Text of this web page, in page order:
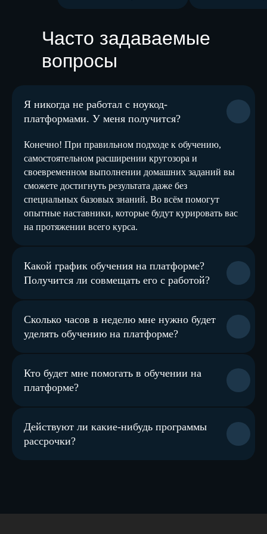
Часто задаваемые
вопросы
Я никогда не работал с ноукод-
платформами. У меня получится?
Конечно! При правильном подходе к обучению,
самостоятельном расширении кругозора и
своевременном выполнении домашних заданий вы
сможете достигнуть результата даже без
специальных базовых знаний. Во всём помогут
опытные наставники, которые будут курировать вас
на протяжении всего курса.
Какой график обучения на платформе?
Получится ли совмещать его с работой?
Сколько часов в неделю мне нужно будет
уделять обучению на платформе?
Кто будет мне помогать в обучении на
платформе?
Действуют ли какие-нибудь программы
рассрочки?